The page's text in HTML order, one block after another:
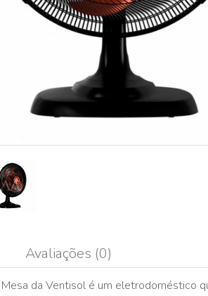
Avaliações (0)
da Ventisol é um eletrodoméstico